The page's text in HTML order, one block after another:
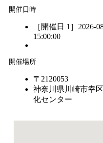
開催日時
［開催日 1］2026-
15:00:00
開催場所
〒2120053
神奈川県川崎市幸
化センター